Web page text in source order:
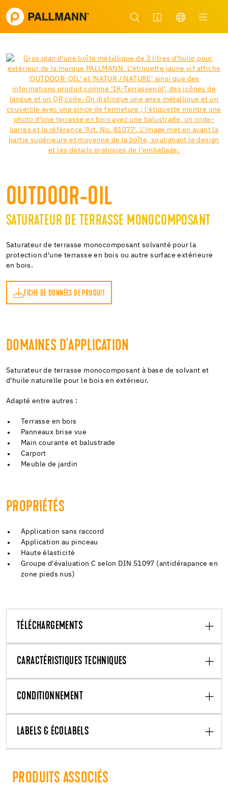
OUTDOOR-OIL
SATURATEUR DE TERRASSE MONOCOMPOSANT
Saturateur de terrasse monocomposant solvanté pour la
protection d'une terrasse en bois ou autre surface extérieure
en bois.
FICHE DE DONNÉES DE PRODUIT
DOMAINES D'APPLICATION
Saturateur de terrasse monocomposant à base de solvant et
d'huile naturelle pour le bois en extérieur.
Adapté entre autres :
Terrasse en bois
Panneaux brise vue
Main courante et balustrade
Carport
Meuble de jardin
PROPRIÉTÉS
Application sans raccord
Application au pinceau
Haute élasticité
Groupe d'évaluation C selon DIN 51097 (antidérapance en
zone pieds nus)
TÉLÉCHARGEMENTS
CARACTÉRISTIQUES TECHNIQUES
CONDITIONNEMENT
LABELS & ÉCOLABELS
PRODUITS ASSOCIÉS